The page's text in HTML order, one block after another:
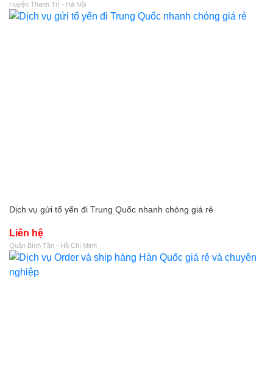
Huyện Thanh Trì - Hà Nội
Dịch vụ gửi tổ yến đi Trung Quốc nhanh chóng giá rẻ
Liên hệ
Quận Bình Tân - Hồ Chí Minh